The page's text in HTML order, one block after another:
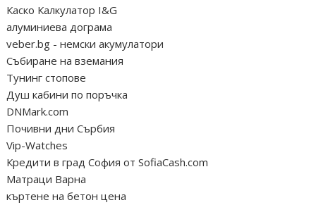
Каско Калкулатор I&G
алуминиева дограма
veber.bg - немски акумулатори
Събиране на вземания
Тунинг стопове
Душ кабини по поръчка
DNMark.com
Почивни дни Сърбия
Vip-Watches
Кредити в град София от SofiaCash.com
Матраци Варна
къртене на бетон цена